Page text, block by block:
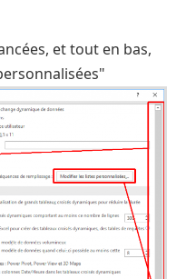
et tout en bas,